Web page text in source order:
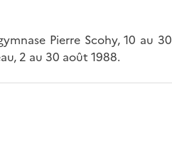
Pierre Scohy, 10 au 30
2 au 30 août 1988.